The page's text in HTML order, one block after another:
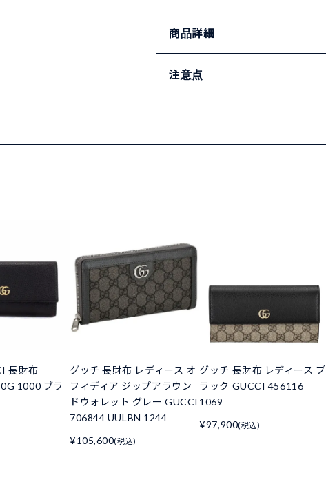
商品詳細
注意点
長財布
1000 ブラ
グッチ 長財布 レディース オ
フィディア ジップアラウン
ドウォレット グレー GUCCI
706844 UULBN 1244
¥105,600(税込)
グッチ 長財布 レディース ブ
ラック GUCCI 456116
1069
¥97,900(税込)